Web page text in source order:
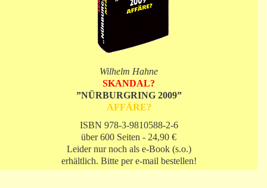
Wilhelm Hahne
SKANDAL?
”NÜRBURGRING 2009”
AFFÄRE?
ISBN 978-3-9810588-2-6
über 600 Seiten - 24,90 €
Leider nur noch als e-Book (s.o.)
erhältlich. Bitte per e-mail bestellen!